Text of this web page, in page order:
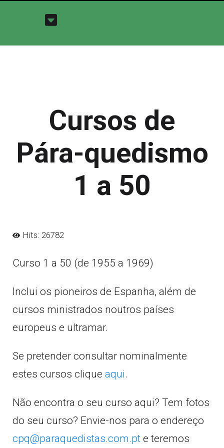
Cursos de
Pára-quedismo
1 a 50
Hits: 26782
Curso 1 a 50 (de 1955 a 1969)
Inclui os pioneiros de Espanha, além de
cursos ministrados noutros países
europeus e ultramar.
Se pretender consultar nominalmente
estes cursos clique aqui.
Não encontra o seu curso aqui? Tem fotos
do seu curso? Envie-nos para o endereço
cpq@paraquedistas.com.pt e teremos